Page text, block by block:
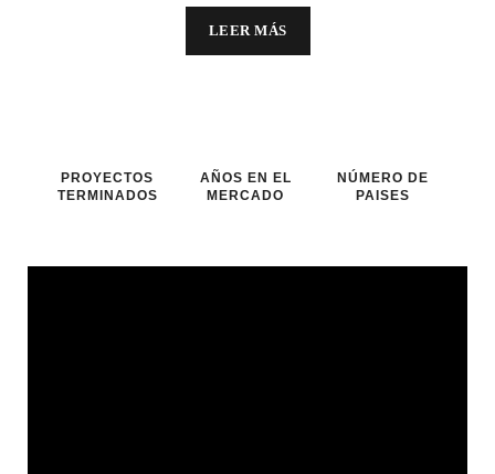
LEER MÁS
PROYECTOS
TERMINADOS
AÑOS EN EL
MERCADO
NÚMERO DE
PAISES